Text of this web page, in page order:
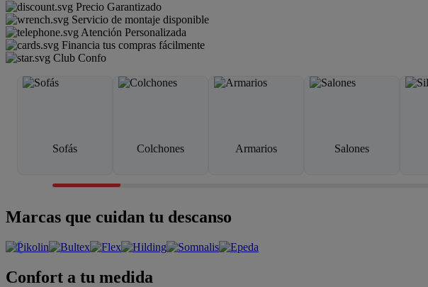
Precio Garantizado
Servicio de montaje disponible
Atención Personalizada
Financia tus compras fácilmente
Club Confo
Sofás Colchones Armarios Salones
Marcas que cuidan tu descanso
Confort a tu medida